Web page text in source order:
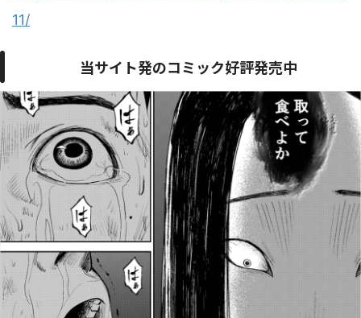
11/
当サイト発のコミック好評発売中